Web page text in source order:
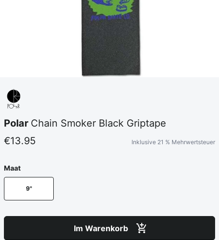
Polar Chain Smoker Black Griptape
€13.95
Inklusive 21 % Mehrwertsteuer
Maat
9"
Im Warenkorb